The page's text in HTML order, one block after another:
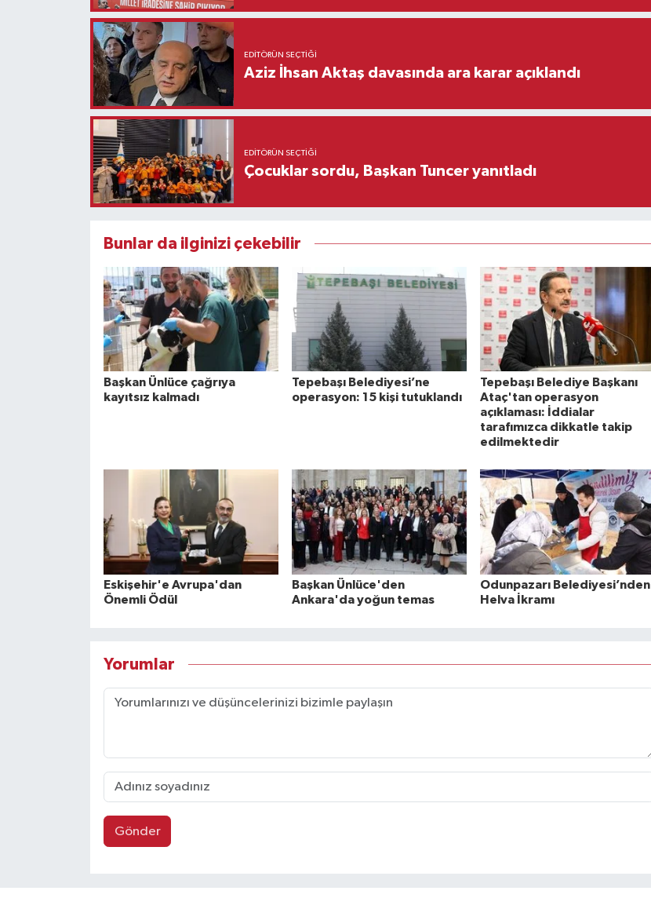
EDITÖRÜN SEÇTIĞI
Aziz İhsan Aktaş davasında ara karar açıklandı
EDITÖRÜN SEÇTIĞI
Çocuklar sordu, Başkan Tuncer yanıtladı
Bunlar da ilginizi çekebilir
Başkan Ünlüce çağrıya
kayıtsız kalmadı
Tepebaşı Belediyesi’ne
operasyon: 15 kişi tutuklandı
Tepebaşı Belediye Başkanı
Ataç'tan operasyon
açıklaması: İddialar
tarafımızca dikkatle takip
edilmektedir
Eskişehir'e Avrupa'dan
Önemli Ödül
Başkan Ünlüce'den
Ankara'da yoğun temas
Odunpazarı Belediyesi’nden
Helva İkramı
Yorumlar
Gönder